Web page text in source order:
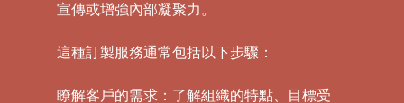
宣傳或增強內部凝聚力。
這種訂製服務通常包括以下步驟：
瞭解客戶的需求：了解組織的特點、目標受